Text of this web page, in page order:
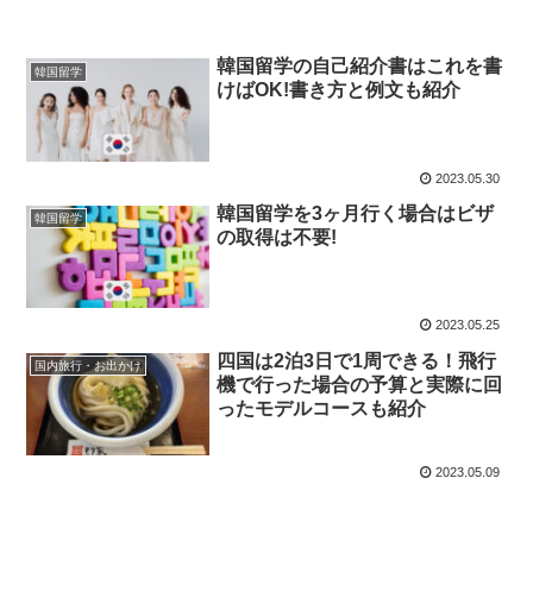
韓国留学
韓国留学の自己紹介書はこれを書
けばOK!書き方と例文も紹介
2023.05.30
韓国留学
韓国留学を3ヶ月行く場合はビザ
の取得は不要!
2023.05.25
国内旅行・お出かけ
四国は2泊3日で1周できる！飛行
機で行った場合の予算と実際に回
ったモデルコースも紹介
2023.05.09